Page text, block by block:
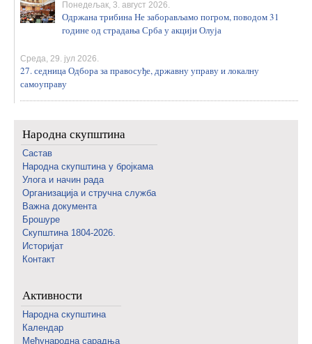
Понедељак, 3. август 2026.
Одржана трибина Не заборављамо погром, поводом 31
године од страдања Срба у акцији Олуја
Среда, 29. јул 2026.
27. седница Одбора за правосуђе, државну управу и локалну
самоуправу
Народна скупштина
Састав
Народна скупштина у бројкама
Улога и начин рада
Организација и стручна служба
Важна документа
Брошуре
Скупштина 1804-2026.
Историјат
Контакт
Активности
Народна скупштина
Календар
Међународна сарадња